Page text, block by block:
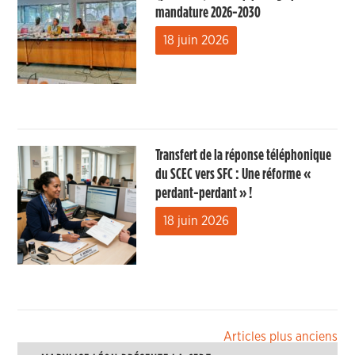
mandature 2026-2030
18 juin 2026
Transfert de la réponse téléphonique
du SCEC vers SFC : Une réforme «
perdant-perdant » !
18 juin 2026
Navigation
Articles plus anciens